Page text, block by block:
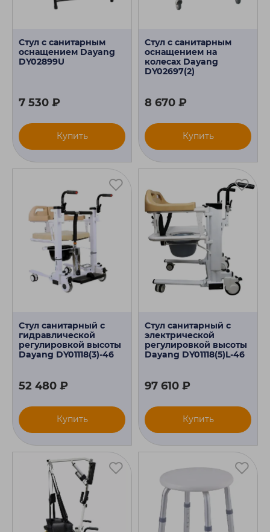
Стул с санитарным
оснащением Dayang
DY02899U
7 530 ₽
Купить
Стул с санитарным
оснащением на
колесах Dayang
DY02697(2)
8 670 ₽
Купить
Стул санитарный с
гидравлической
регулировкой высоты
Dayang DY01118(3)-46
52 480 ₽
Купить
Стул санитарный с
электрической
регулировкой высоты
Dayang DY01118(5)L-46
97 610 ₽
Купить